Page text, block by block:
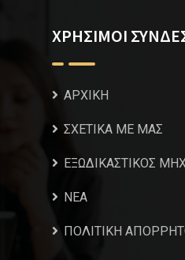
ΧΡΗΣΙΜΟΙ
ΑΡΧΙΚΗ
ΣΧΕΤΙΚΑ ΜΕ ΜΑΣ
ΕΞΩΔΙΚΑΣΤΙΚΟΣ
NEA
ΠΟΛΙΤΙΚΗ